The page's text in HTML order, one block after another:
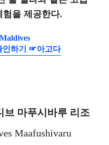
을 제공한다.
인하기 ☞아고다
브 마푸시바루 리조
Maafushivaru